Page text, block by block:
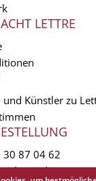
LETTRE
und Künstler zu
30 87 04 62